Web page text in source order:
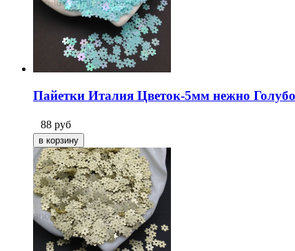
Пайетки Италия Цветок-5мм нежно
88 руб